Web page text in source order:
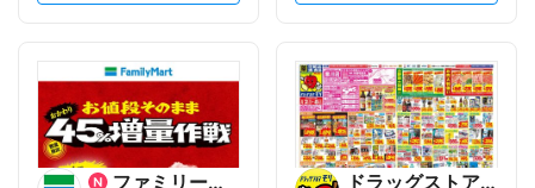
t
o
t
l
o
w
ファミリーマート ドラッグストアモリ